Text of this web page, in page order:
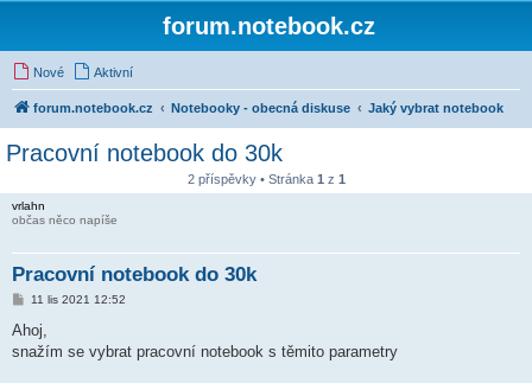
forum.notebook.cz
Nové Aktivní
forum.notebook.cz Notebooky - obecná diskuse Jaký vybrat notebook
Pracovní notebook do 30k
2 příspěvky • Stránka 1 z 1
vrlahn
občas něco napíše
Pracovní notebook do 30k
P
í
p
11 lis 2021 12:52
Ahoj,
snažím se vybrat pracovní notebook s těmito parametry